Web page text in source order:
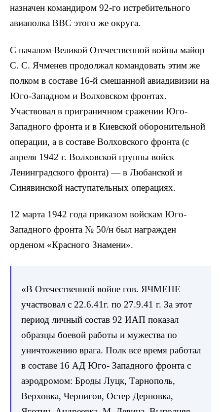
назначен командиром 92-го истребительного
авиаполка ВВС этого же округа.
С началом Великой Отечественной войны майор
С. С. Ячменев продолжал командовать этим же
полком в составе 16-й смешанной авиадивизии на
Юго-Западном и Волховском фронтах.
Участвовал в приграничном сражении Юго-
Западного фронта и в Киевской оборонительной
операции, а в составе Волховского фронта (с
апреля 1942 г. Волховской группы войск
Ленинградского фронта) — в Любанской и
Синявинской наступательных операциях.
12 марта 1942 года приказом войскам Юго-
Западного фронта № 50/н был награжден
орденом «Красного Знамени».
«В Отечественной войне гов. ЯЧМЕНЕ
участвовал с 22.6.41г. по 27.9.41 г. За этот
период личный состав 92 ИАП показал
образцы боевой работы и мужества по
уничтожению врага. Полк все время работал
в составе 16 АД Юго- Западного фронта с
аэродромом: Броды Луцк, Тарнополь,
Верховка, Чернигов, Остер Дерновка,